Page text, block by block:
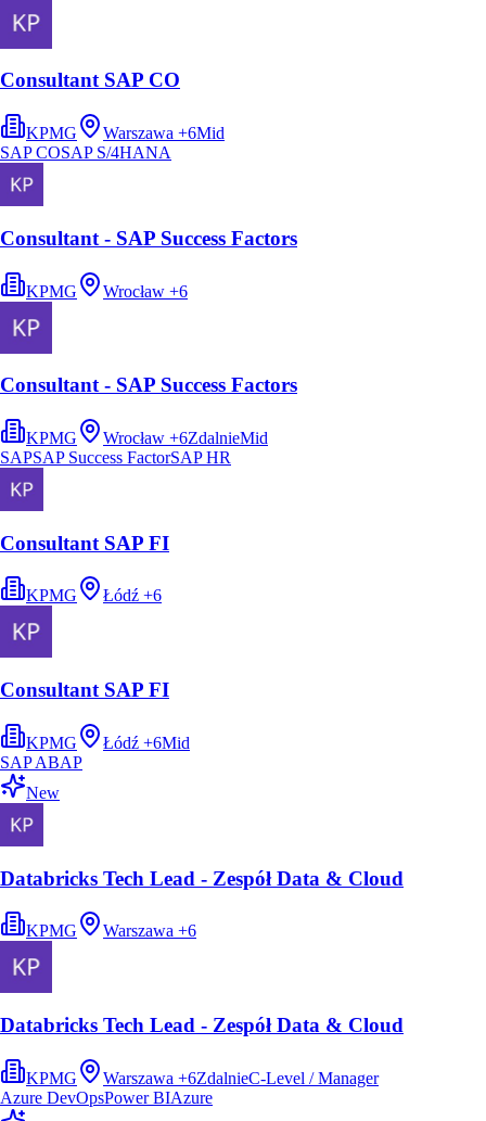
Consultant SAP CO
KPMG Warszawa +6Mid
SAP COSAP S/4HANA
Consultant - SAP Success Factors
KPMG Wrocław +6
Consultant - SAP Success Factors
KPMG Wrocław +6ZdalnieMid
SAPSAP Success FactorSAP HR
Consultant SAP FI
KPMG Łódź +6
Consultant SAP FI
KPMG Łódź +6Mid
SAP ABAP
New
Databricks Tech Lead - Zespół Data & Cloud​
KPMG Warszawa +6
Databricks Tech Lead - Zespół Data & Cloud​
KPMG Warszawa +6ZdalnieC-Level / Manager
Azure DevOpsPower BIAzure